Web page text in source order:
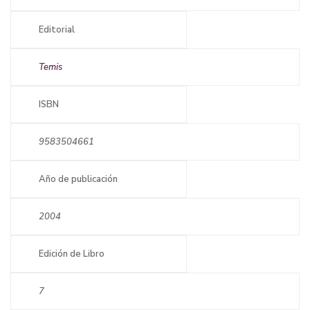
Editorial
Temis
ISBN
9583504661
Año de publicación
2004
Edición de Libro
7